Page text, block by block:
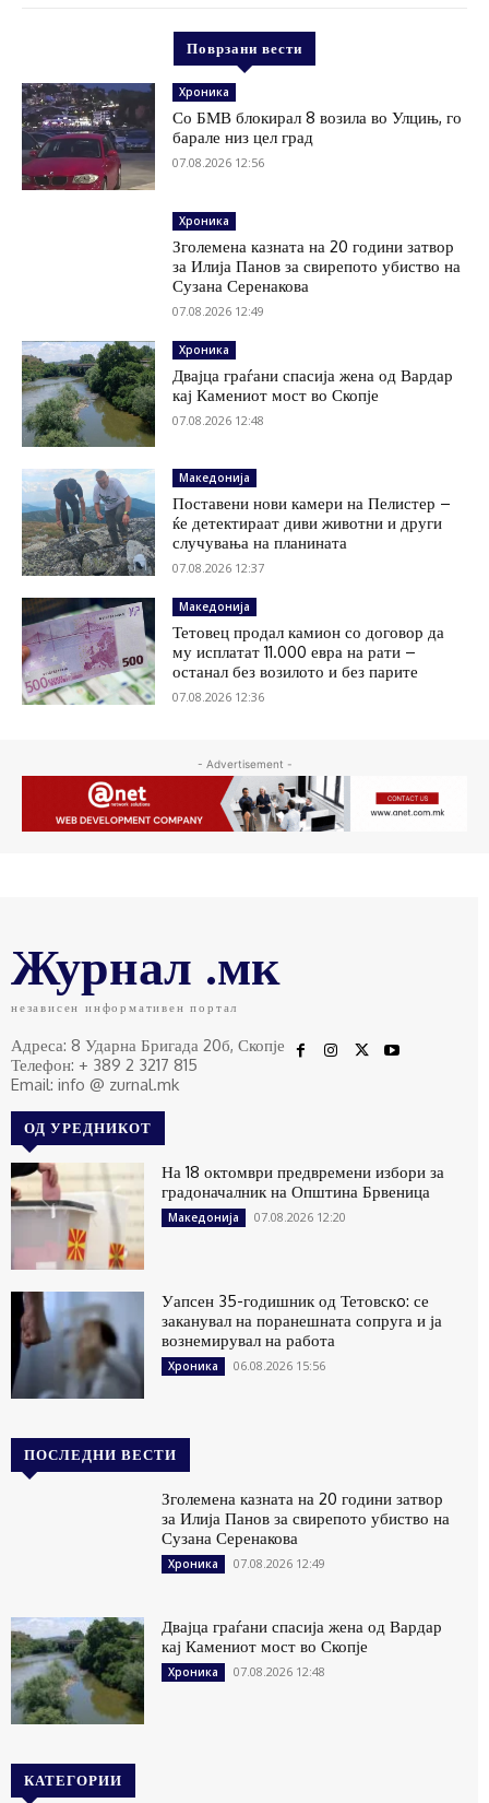
Поврзани вести
Хроника
Со БМВ блокирал 8 возила во Улцињ, го
барале низ цел град
07.08.2026 12:56
Хроника
Зголемена казната на 20 години затвор
за Илија Панов за свирепото убиство на
Сузана Серенакова
07.08.2026 12:49
Хроника
Двајца граѓани спасија жена од Вардар
кај Камениот мост во Скопје
07.08.2026 12:48
Македонија
Поставени нови камери на Пелистер –
ќе детектираат диви животни и други
случувања на планината
07.08.2026 12:37
Македонија
Тетовец продал камион со договор да
му исплатат 11.000 евра на рати –
останал без возилото и без парите
07.08.2026 12:36
- Advertisement -
Журнал .мк
независен информативен портал
Адреса: 8 Ударна Бригада 20б, Скопје
Телефон: + 389 2 3217 815
Email: info @ zurnal.mk
ОД УРЕДНИКОТ
На 18 октомври предвремени избори за
градоначалник на Општина Брвеница
Македонија 07.08.2026 12:20
Уапсен 35-годишник од Тетовскo: се
заканувал на поранешната сопруга и ја
вознемирувал на работа
Хроника 06.08.2026 15:56
ПОСЛЕДНИ ВЕСТИ
Зголемена казната на 20 години затвор
за Илија Панов за свирепото убиство на
Сузана Серенакова
Хроника 07.08.2026 12:49
Двајца граѓани спасија жена од Вардар
кај Камениот мост во Скопје
Хроника 07.08.2026 12:48
КАТЕГОРИИ